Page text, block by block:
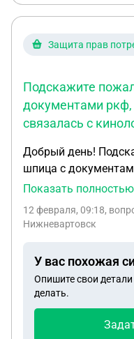
Защита прав
Подскажите
документами ркф,
связалась с
Добрый день! Подскажите пожалуйста,взяла
шпица с
связалась с
заводчика,я
к детям относится
итоге я взяла в
ркф,где
кинологический
проблемами,так как
Показать полностью
12 февраля, 09:18,
Нижневартовск
У вас похожая
Опишите свои
делать.